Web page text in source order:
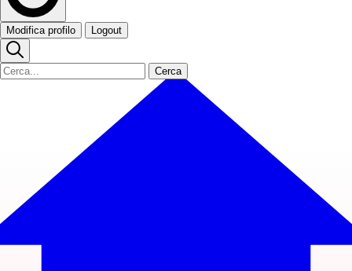
Modifica profilo Logout
Cerca